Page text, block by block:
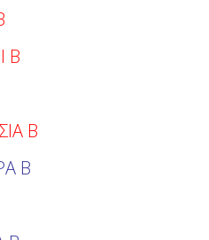
Β
Β
Β